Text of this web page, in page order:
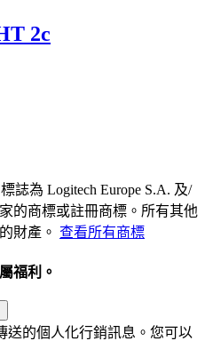
2c
誌為 Logitech Europe S.A. 及/
的商標或註冊商標。所有其他
財產。 查看所有商標
福利。
送的個人化行銷訊息。您可以